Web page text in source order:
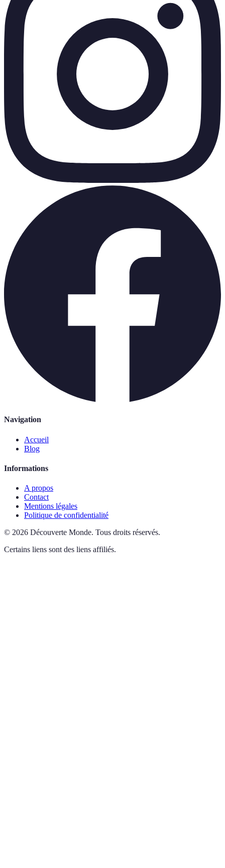
Navigation
Accueil
Blog
Informations
A propos
Contact
Mentions légales
Politique de confidentialité
© 2026 Découverte Monde. Tous droits réservés.
Certains liens sont des liens affiliés.